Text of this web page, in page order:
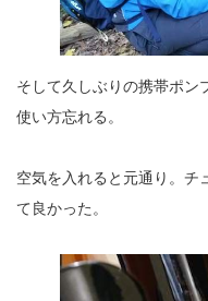
そして久しぶりの携帯ポン
使い方忘れる。
空気を入れると元通り。チ
て良かった。